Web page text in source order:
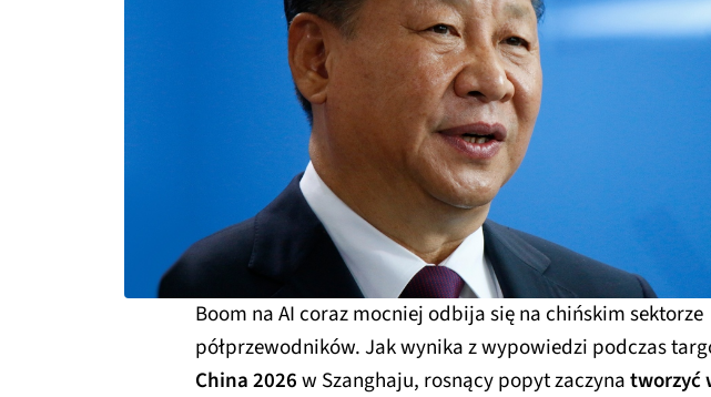
Boom na AI coraz mocniej odbija się na chińskim sektorze
półprzewodników. Jak wynika z wypowiedzi podczas
China 2026w Szanghaju, rosnący popyt zaczynatworzyć